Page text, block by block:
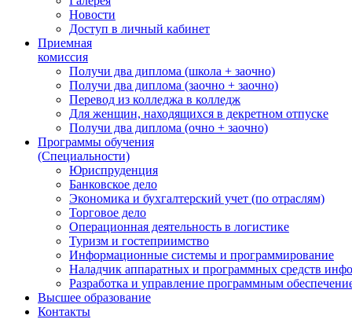
Новости
Доступ в личный кабинет
Приемная
комиссия
Получи два диплома (школа + заочно)
Получи два диплома (заочно + заочно)
Перевод из колледжа в колледж
Для женщин, находящихся в декретном отпуске
Получи два диплома (очно + заочно)
Программы обучения
(Специальности)
Юриспруденция
Банковское дело
Экономика и бухгалтерский учет (по отраслям)
Торговое дело
Операционная деятельность в логистике
Туризм и гостеприимство
Информационные системы и программирование
Наладчик аппаратных и программных средств
Разработка и управление программным
Высшее образование
Контакты